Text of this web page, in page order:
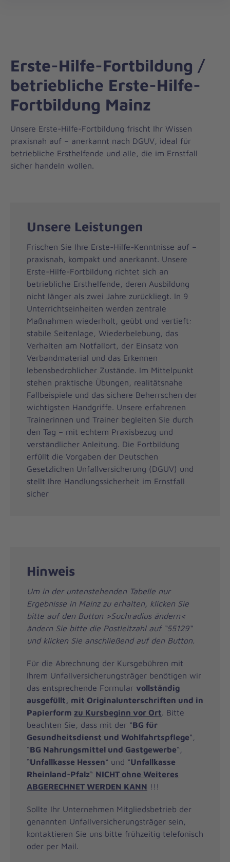
zum
Erste-Hilfe-Fortbildung /
betriebliche Erste-Hilfe-
Fortbildung Mainz
Unsere Erste-Hilfe-Fortbildung frischt Ihr Wissen
praxisnah auf – anerkannt nach DGUV, ideal für
betriebliche Ersthelfende und alle, die im Ernstfall
sicher handeln wollen.
Unsere Leistungen
Frischen Sie Ihre Erste-Hilfe-Kenntnisse auf –
praxisnah, kompakt und anerkannt. Unsere
Erste-Hilfe-Fortbildung richtet sich an
betriebliche Ersthelfende, deren Ausbildung
nicht länger als zwei Jahre zurückliegt. In 9
Unterrichtseinheiten werden zentrale
Maßnahmen wiederholt, geübt und vertieft:
stabile Seitenlage, Wiederbelebung, das
Verhalten am Notfallort, der Einsatz von
Verbandmaterial und das Erkennen
lebensbedrohlicher Zustände. Im Mittelpunkt
stehen praktische Übungen, realitätsnahe
Fallbeispiele und das sichere Beherrschen der
wichtigsten Handgriffe. Unsere erfahrenen
Trainerinnen und Trainer begleiten Sie durch
den Tag – mit echtem Praxisbezug und
verständlicher Anleitung. Die Fortbildung
erfüllt die Vorgaben der Deutschen
Gesetzlichen Unfallversicherung (DGUV) und
stellt Ihre Handlungssicherheit im Ernstfall
sicher
Hinweis
Um in der untenstehenden Tabelle nur
Ergebnisse in Mainz zu erhalten, klicken Sie
bitte auf den Button >Suchradius ändern<
ändern Sie bitte die Postleitzahl auf “55129“
und klicken Sie anschließend auf den Button.
Für die Abrechnung der Kursgebühren mit
Ihrem Unfallversicherungsträger benötigen wir
das entsprechende Formular vollständig
ausgefüllt, mit Originalunterschriften und in
Papierform zu Kursbeginn vor Ort. Bitte
beachten Sie, dass mit der “BG für
Gesundheitsdienst und Wohlfahrtspflege“,
“BG Nahrungsmittel und Gastgewerbe“,
“Unfallkasse Hessen“ und “Unfallkasse
Rheinland-Pfalz“ NICHT ohne Weiteres
ABGERECHNET WERDEN KANN !!!
Sollte Ihr Unternehmen Mitgliedsbetrieb der
genannten Unfallversicherungsträger sein,
kontaktieren Sie uns bitte frühzeitig telefonisch
oder per Mail.